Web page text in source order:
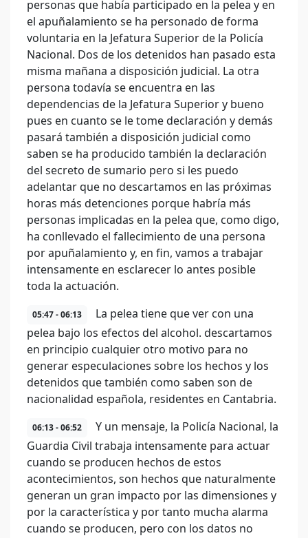
personas que había participado en la pelea y en
el apuñalamiento se ha personado de forma
voluntaria en la Jefatura Superior de la Policía
Nacional. Dos de los detenidos han pasado esta
misma mañana a disposición judicial. La otra
persona todavía se encuentra en las
dependencias de la Jefatura Superior y bueno
pues en cuanto se le tome declaración y demás
pasará también a disposición judicial como
saben se ha producido también la declaración
del secreto de sumario pero si les puedo
adelantar que no descartamos en las próximas
horas más detenciones porque habría más
personas implicadas en la pelea que, como digo,
ha conllevado el fallecimiento de una persona
por apuñalamiento y, en fin, vamos a trabajar
intensamente en esclarecer lo antes posible
toda la actuación.
05:47 - 06:13
La pelea tiene que ver con una
pelea bajo los efectos del alcohol. descartamos
en principio cualquier otro motivo para no
generar especulaciones sobre los hechos y los
detenidos que también como saben son de
nacionalidad española, residentes en Cantabria.
06:13 - 06:52
Y un mensaje, la Policía Nacional, la
Guardia Civil trabaja intensamente para actuar
cuando se producen hechos de estos
acontecimientos, son hechos que naturalmente
generan un gran impacto por las dimensiones y
por la característica y por tanto mucha alarma
cuando se producen, pero con los datos no